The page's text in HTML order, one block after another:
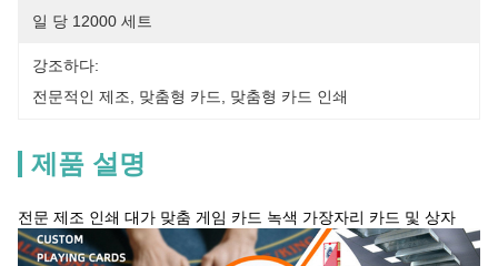
일 당 12000 세트
강조하다:
전문적인 제조
맞춤형 카드 맞춤형 카드 인쇄
제품 설명
전문 제조 인쇄 대가 맞춤 게임 카드 녹색 가장자리 카드 및 상자